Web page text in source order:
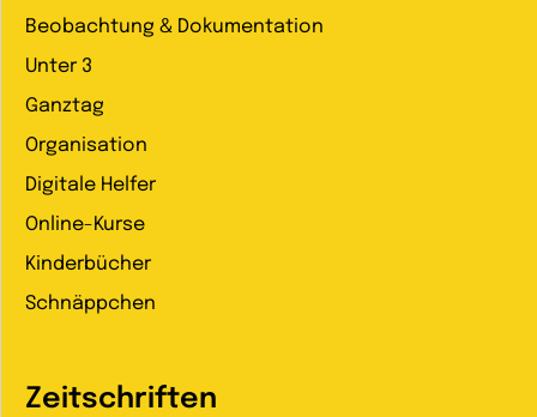
Beobachtung & Dokumentation
Unter 3
Ganztag
Organisation
Digitale Helfer
Online-Kurse
Kinderbücher
Schnäppchen
Zeitschriften